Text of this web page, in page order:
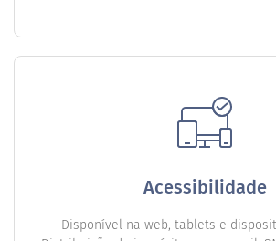
Acessibilidade
Disponível na web, tablets e